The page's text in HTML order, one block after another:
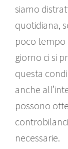
siamo
quotidiana,
poco tempo
giorno ci si
questa
anche
possono
necessarie.